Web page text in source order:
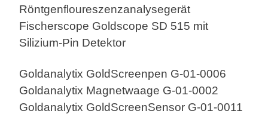
Röntgenfloureszenzanalysegerät
Fischerscope Goldscope SD 515 mit
Silizium-Pin Detektor
Goldanalytix GoldScreenpen G-01-0006
Goldanalytix Magnetwaage G-01-0002
Goldanalytix GoldScreenSensor G-01-0011